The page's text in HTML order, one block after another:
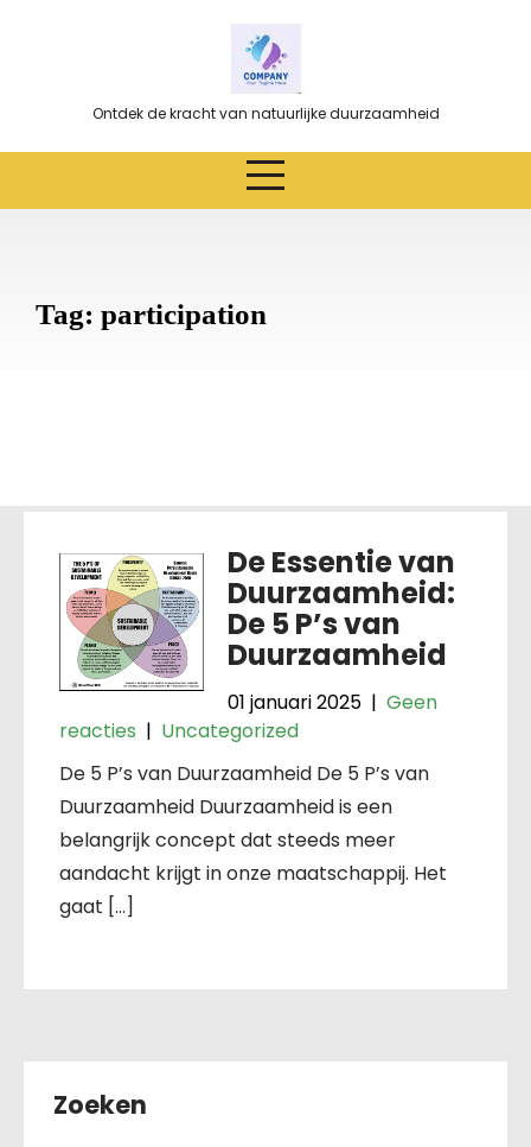
Ontdek de kracht van natuurlijke duurzaamheid
Tag: participation
De Essentie van
Duurzaamheid:
De 5 P’s van
Duurzaamheid
01 januari 2025 | Geen
reacties | Uncategorized
De 5 P’s van Duurzaamheid De 5 P’s van
Duurzaamheid Duurzaamheid is een
belangrijk concept dat steeds meer
aandacht krijgt in onze maatschappij. Het
gaat […]
Zoeken